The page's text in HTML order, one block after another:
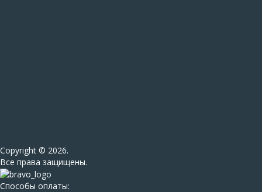
Сopyright © 2026.
Все права защищены.
Способы оплаты: